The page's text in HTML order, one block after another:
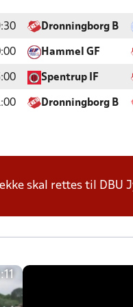
Dronningborg B
Hammel GF
Spentrup IF
Dronningborg B
skal rettes til DBU